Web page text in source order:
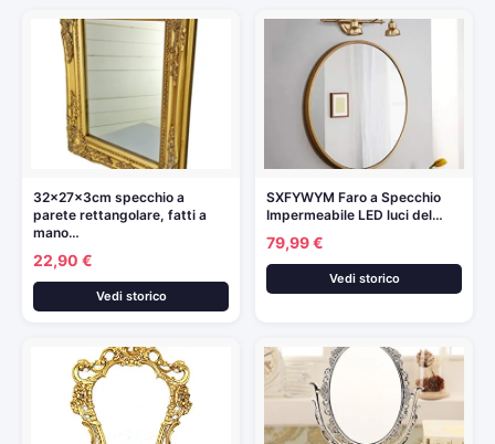
32x27x3cm specchio a
parete rettangolare, fatti a
mano…
22,90 €
Vedi storico
SXFYWYM Faro a Specchio
Impermeabile LED luci del…
79,99 €
Vedi storico